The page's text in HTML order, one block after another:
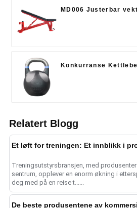
MD006 Justerbar
Konkurranse
Relatert Blogg
Treningsutstyrsbransjen, med
sentrum, opplever en enorm økning i
deg med på en reise t......